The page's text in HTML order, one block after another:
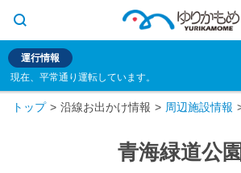
運行情報
現在、平常通り運転しています。
トップ 沿線お出かけ情報 周辺施設情報
青海緑道公園